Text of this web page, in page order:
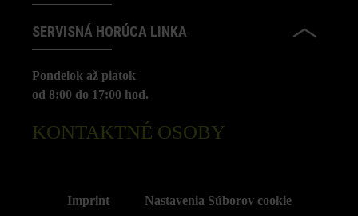
SERVISNÁ HORÚCA LINKA
Pondelok až piatok
od 8:00 do 17:00 hod.
KONTAKTNÉ OSOBY
Imprint Nastavenia Súborov cookie